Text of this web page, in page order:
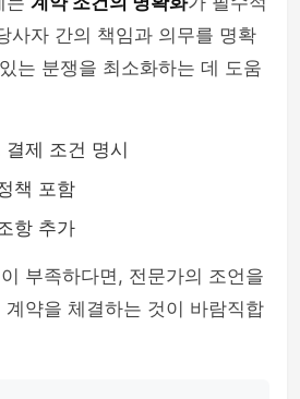
사자 간의 책임과 의무를 명확
는 분쟁을 최소화하는 데 도움
제 조건 명시
책 포함
항 추가
부족하다면, 전문가의 조언을
약을 체결하는 것이 바람직합